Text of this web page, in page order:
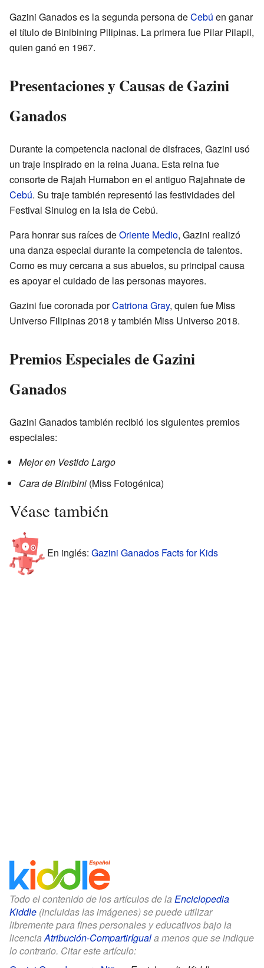
Gazini Ganados es la segunda persona deCebú en ganar
el título de Binibining Pilipinas. La primera fue Pilar Pilapil,
quien ganó en 1967.
Presentaciones y Causas de Gazini
Ganados
Durante la competencia nacional de disfraces, Gazini usó
un traje inspirado en la reina Juana. Esta reina fue
consorte de Rajah Humabon en el antiguo Rajahnate de
Cebú. Su traje también representó las festividades del
Festival Sinulog en la isla de Cebú.
Para honrar sus raíces deOriente Medio, Gazini realizó
una danza especial durante la competencia de talentos.
Como es muy cercana a sus abuelos, su principal causa
es apoyar el cuidado de las personas mayores.
Gazini fue coronada porCatriona Gray, quien fue Miss
Universo Filipinas 2018 y también Miss Universo 2018.
Premios Especiales de Gazini
Ganados
Gazini Ganados también recibió los siguientes premios
especiales:
Mejor en Vestido Largo
Cara de Binibini (Miss Fotogénica)
Véase también
En inglés: Gazini Ganados Facts for Kids
Todo el contenido de los artículos de la Enciclopedia
Kiddle (incluidas las imágenes) se puede utilizar
libremente para fines personales y educativos bajo la
licenciaAtribución-CompartirIguala menos que se indique
lo contrario. Citar este artículo: